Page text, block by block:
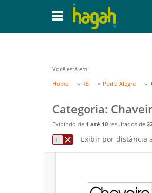
Você está em:
Home
RS Porto Alegre
Categoria:
Exibindo de 1 até 10 resultados de
Exibir por distância